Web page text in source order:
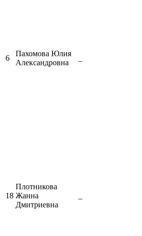
6
Пахомова Юлия
Александровна
18
Плотникова
Жанна
Дмитриевна